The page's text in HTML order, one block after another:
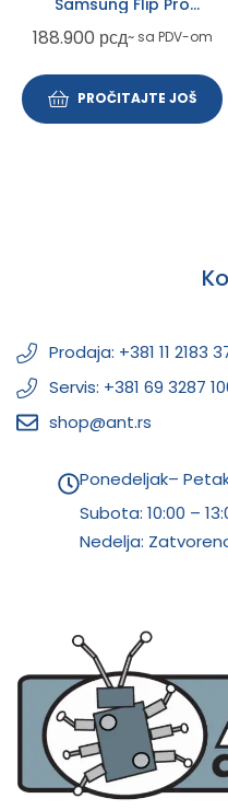
UHD/Tizen 6.5/60Hz/8ms
188.900 рсд~ sa PDV-om
PROČITAJTE JOŠ
Prodaja: +381 11 2183
Servis: +381 69 3287
shop@ant.rs
Ponedeljak–
Subota: 10:00 –
Nedelja: